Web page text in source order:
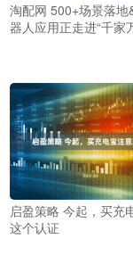
淘配网 500+场景落地
器人应用正走进“千家
启盈策略 今起，买充
这个认证